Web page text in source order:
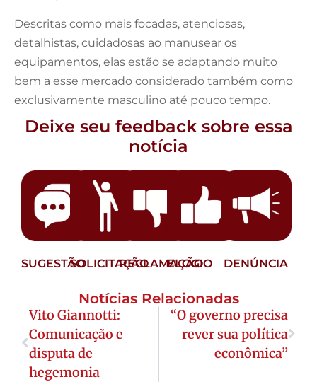
Descritas como mais focadas, atenciosas,
detalhistas, cuidadosas ao manusear os
equipamentos, elas estão se adaptando muito
bem a esse mercado considerado também como
exclusivamente masculino até pouco tempo.
Deixe seu feedback sobre essa
notícia
SUGESTÃOSOLICITAÇÃORECLAMAÇÃO
ELOGIO DENÚNCIA
Notícias Relacionadas
Vito Giannotti:
Comunicação e
disputa de
hegemonia
“O governo precisa
rever sua política
econômica”